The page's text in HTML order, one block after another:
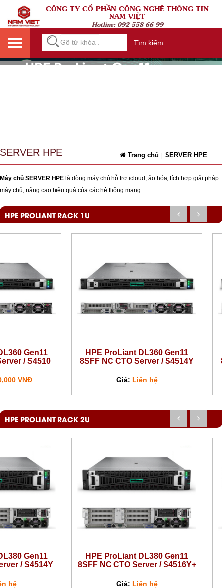
CÔNG TY CỔ PHẦN CÔNG NGHỆ THÔNG TIN
NAM VIỆT
Hotline: 092 558 66 99
Tìm kiếm
Trang chủ SERVER HPE
SERVER HPE
Máy chủ SERVER HPE là dòng máy chủ hỗ trợ icloud, ảo hóa, tích hợp giải pháp
máy chủ, nâng cao hiệu quả của các hệ thống mạng
HPE PROLIANT RACK 1U
Gen11
/ S4510
VNĐ
HPE ProLiant DL360 Gen11
8SFF NC CTO Server / S4514Y
Giá: Liên hệ
HPE PROLIANT RACK 2U
Gen11
/ S4514Y
hệ
HPE ProLiant DL380 Gen11
8SFF NC CTO Server / S4516Y+
Giá: Liên hệ